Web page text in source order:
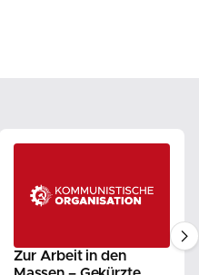
Zur Arbeit in den